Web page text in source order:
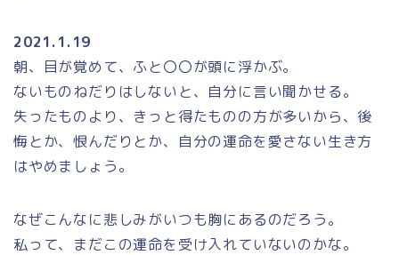
2021.1.19
朝、目が覚めて、ふと〇〇が頭に浮かぶ。
ないものねだりはしないと、自分に言い聞かせる。
失ったものより、きっと得たものの方が多いから、後
悔とか、恨んだりとか、自分の運命を愛さない生き方
はやめましょう。
なぜこんなに悲しみがいつも胸にあるのだろう。
私って、まだこの運命を受け入れていないのかな。